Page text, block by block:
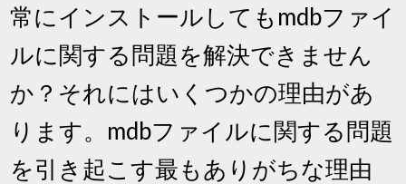
常にインストールしてもmdbファイ
ルに関する問題を解決できません
か？それにはいくつかの理由があ
ります。mdbファイルに関する問題
を引き起こす最もありがちな理由